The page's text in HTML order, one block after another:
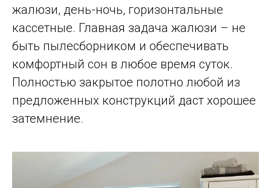
жалюзи, день-ночь, горизонтальные
кассетные. Главная задача жалюзи – не
быть пылесборником и обеспечивать
комфортный сон в любое время суток.
Полностью закрытое полотно любой из
предложенных конструкций даст хорошее
затемнение.